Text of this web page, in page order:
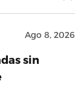
Ago 8, 2026
sin